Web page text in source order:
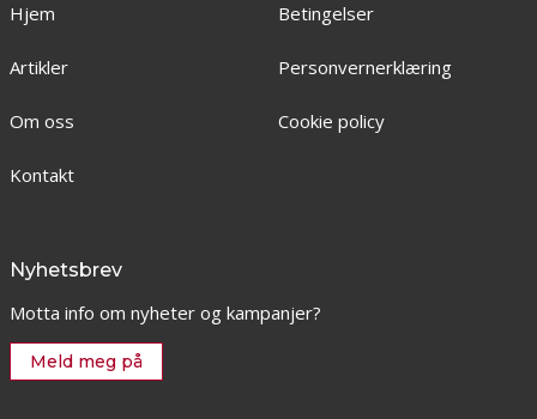
Hjem
Artikler
Om oss
Kontakt
Betingelser
Personvernerklæring
Cookie policy
Nyhetsbrev
Motta info om nyheter og kampanjer?
Meld meg på